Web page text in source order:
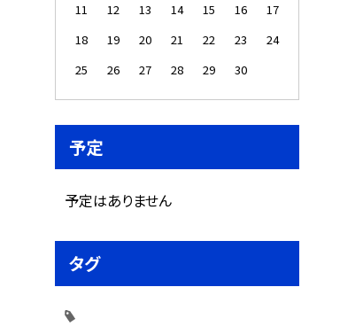
11
12 13 14 15 16
17
18
19 20 21 22 23
24
25
26 27 28 29 30
予定
予定はありません
タグ